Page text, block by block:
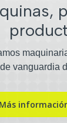
vanguardia
Más